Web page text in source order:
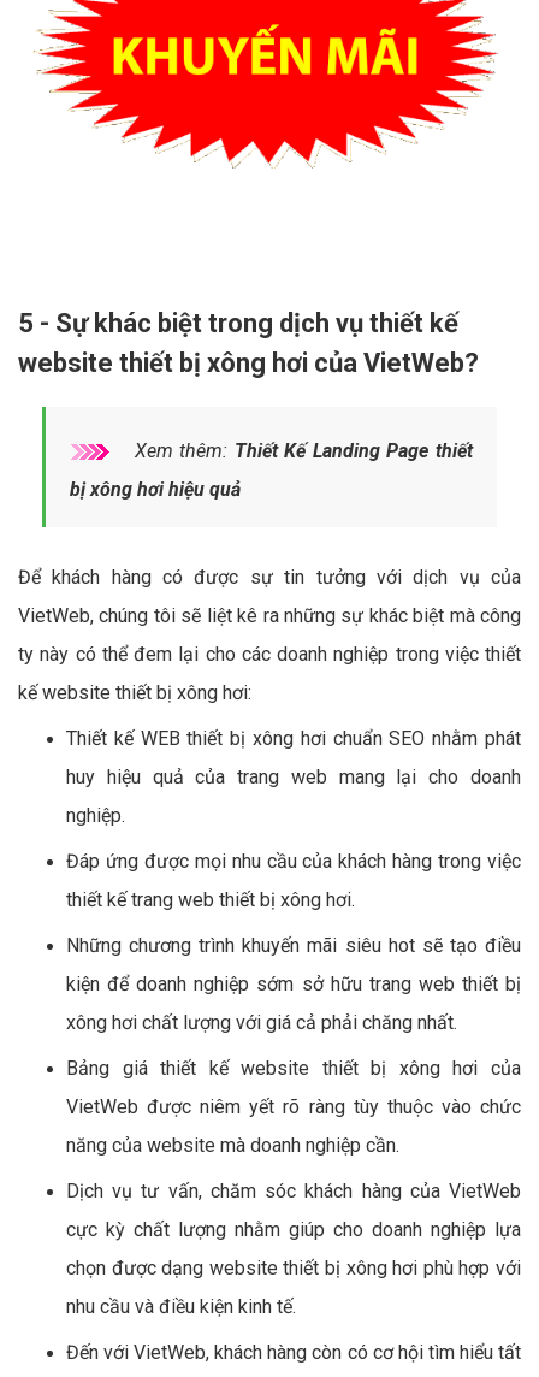
5 - Sự khác biệt trong dịch vụ thiết kế
website thiết bị xông hơi của VietWeb?
Xem thêm: Thiết Kế Landing Page thiết
bị xông hơi hiệu quả
Để khách hàng có được sự tin tưởng với dịch vụ của
VietWeb, chúng tôi sẽ liệt kê ra những sự khác biệt mà công
ty này có thể đem lại cho các doanh nghiệp trong việc thiết
kế website thiết bị xông hơi:
Thiết kế WEB thiết bị xông hơi chuẩn SEO nhằm phát
huy hiệu quả của trang web mang lại cho doanh
nghiệp.
Đáp ứng được mọi nhu cầu của khách hàng trong việc
thiết kế trang web thiết bị xông hơi.
Những chương trình khuyến mãi siêu hot sẽ tạo điều
kiện để doanh nghiệp sớm sở hữu trang web thiết bị
xông hơi chất lượng với giá cả phải chăng nhất.
Bảng giá thiết kế website thiết bị xông hơi của
VietWeb được niêm yết rõ ràng tùy thuộc vào chức
năng của website mà doanh nghiệp cần.
Dịch vụ tư vấn, chăm sóc khách hàng của VietWeb
cực kỳ chất lượng nhằm giúp cho doanh nghiệp lựa
chọn được dạng website thiết bị xông hơi phù hợp với
nhu cầu và điều kiện kinh tế.
Đến với VietWeb, khách hàng còn có cơ hội tìm hiểu tất